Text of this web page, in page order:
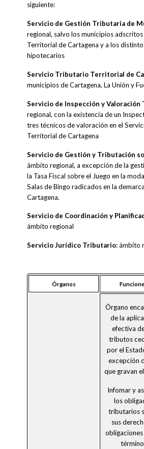
siguiente:
Servicio de Gestión Tributaria de
regional, salvo los municipios
Territorial de Cartagena y a los
hipotecarios
Servicio Tributario Territorial de
municipios de Cartagena, La Unión y
Servicio de Inspección y
regional, con la existencia de un
tres técnicos de valoración en el
Territorial de Cartagena
Servicio de Gestión y Tributación
ámbito regional, a excepción de la
la Tasa Fiscal sobre el Juego en la
Salas de Bingo radicados en la
Cartagena.
Servicio de Coordinación y
ámbito regional
Servicio Jurídico Tributario: ámbito
Órganos
Órgano
de la
efectiva
tributos
por el
excepción
que gravan
Infomar y
los
tributarios
sus
obligaciones